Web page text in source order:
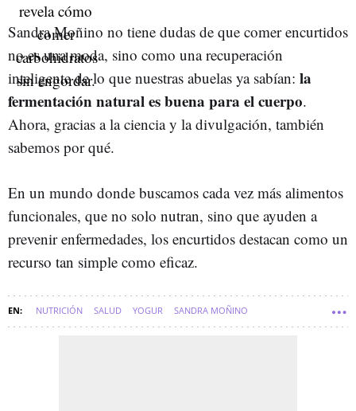
Sandra Moñino no tiene dudas de que comer encurtidos
no es una moda, sino como una recuperación
inteligente de lo que nuestras abuelas ya sabían: la
fermentación natural es buena para el cuerpo.
Ahora, gracias a la ciencia y la divulgación, también
sabemos por qué.
En un mundo donde buscamos cada vez más alimentos
funcionales, que no solo nutran, sino que ayuden a
prevenir enfermedades, los encurtidos destacan como un
recurso tan simple como eficaz.
NUTRICIÓN SALUD YOGUR SANDRA MOÑINO